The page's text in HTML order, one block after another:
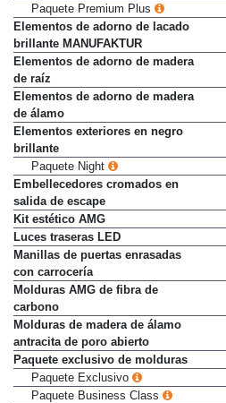
Paquete Premium Plus
Elementos de adorno de lacado
brillante MANUFAKTUR
Elementos de adorno de madera
de raíz
Elementos de adorno de madera
de álamo
Elementos exteriores en negro
brillante
Paquete Night
Embellecedores cromados en
salida de escape
Kit estético AMG
Luces traseras LED
Manillas de puertas enrasadas
con carrocería
Molduras AMG de fibra de
carbono
Molduras de madera de álamo
antracita de poro abierto
Paquete exclusivo de molduras
Paquete Exclusivo
Paquete Business Class